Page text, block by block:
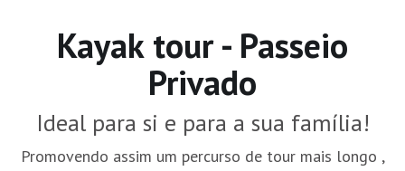
Kayak tour - Passeio
Privado
Ideal para si e para a sua família!
Promovendo assim um percurso de tour mais longo ,